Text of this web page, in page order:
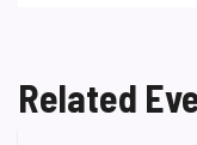
Related